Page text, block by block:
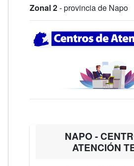
Zonal 2- provincia de Napo
NAPO -
ATENCIÓN